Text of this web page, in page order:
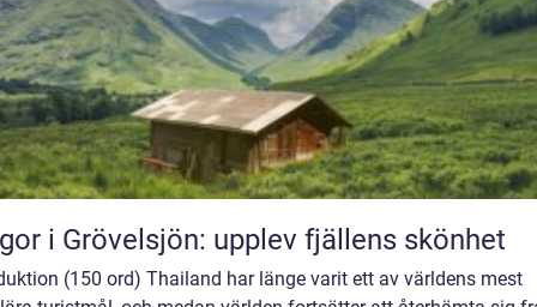
i Grövelsjön: upplev fjällens skönhet
(150 ord) Thailand har länge varit ett av världens mest